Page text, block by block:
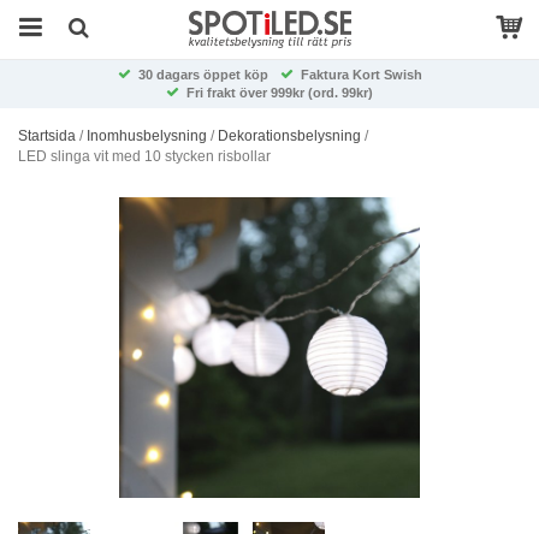
30 dagars öppet köp
Faktura Kort Swish
Fri frakt över 999kr (ord. 99kr)
Startsida / Inomhusbelysning / Dekorationsbelysning /
LED slinga vit med 10 stycken risbollar